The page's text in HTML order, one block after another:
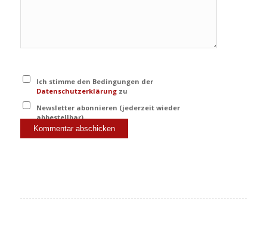
Ich stimme den Bedingungen der
Datenschutzerklärung zu
Newsletter abonnieren (jederzeit wieder
abbestellbar)